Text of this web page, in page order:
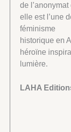
de
elle est l’une
féminisme
historique en
héroïne
lumière.
LAHA